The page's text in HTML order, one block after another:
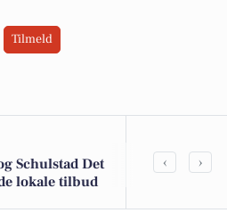
Tilmeld
Schulstad Det
lokale tilbud
‹ ›